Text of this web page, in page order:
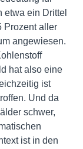
etwa ein Drittel
Prozent aller
angewiesen.
hat also eine
ist
Und da
schwer,
ist in den